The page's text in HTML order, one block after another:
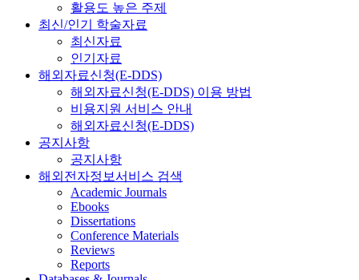
활용도 높은 주제
최신/인기 학술자료
최신자료
인기자료
해외자료신청(E-DDS)
해외자료신청(E-DDS) 이용 방법
비용지원 서비스 안내
해외자료신청(E-DDS)
공지사항
공지사항
해외전자정보서비스 검색
Academic Journals
Ebooks
Dissertations
Conference Materials
Reviews
Reports